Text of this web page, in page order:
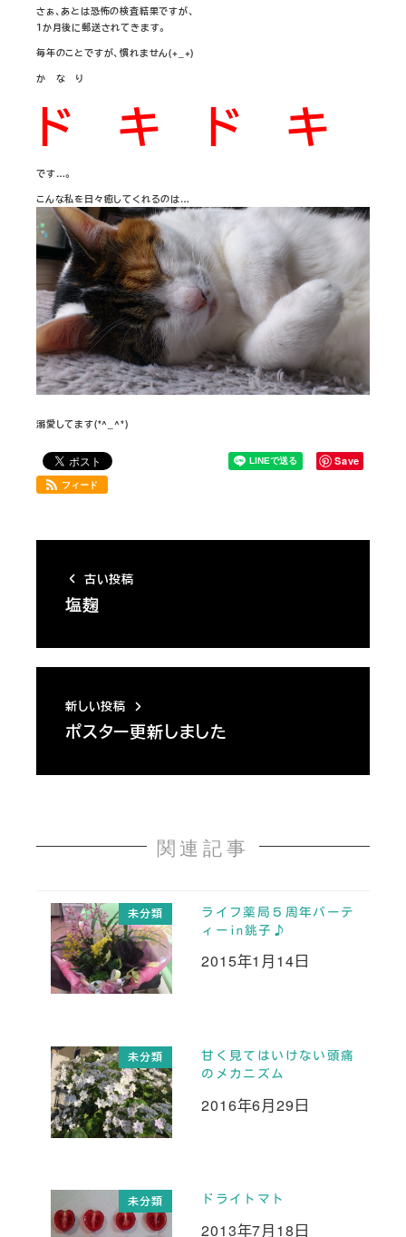
さぁ、あとは恐怖の検査結果ですが、
１か月後に郵送されてきます。
毎年のことですが、慣れません(+_+)
か な り
ド キ ド キ
です…。
こんな私を日々癒してくれるのは…
溺愛してます(*^_^*)
Save
フィード
古い投稿
塩麹
新しい投稿
ポスター更新しました
関連記事
未分類
ライフ薬局５周年パーテ
ィーin銚子♪
投稿日
2015年1月14日
未分類
甘く見てはいけない頭痛
のメカニズム
投稿日
2016年6月29日
未分類 ドライトマト
2013年7月18日